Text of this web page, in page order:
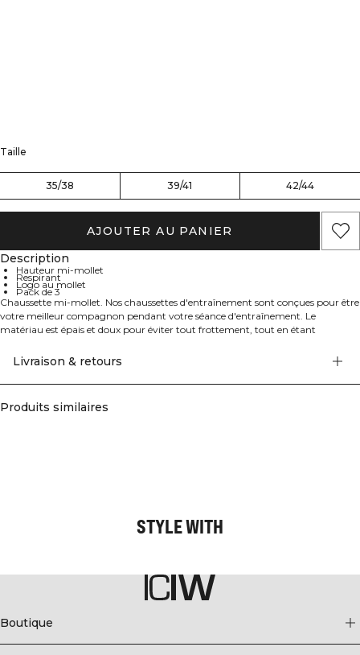
Taille
35/38 39/41 42/44
AJOUTER AU PANIER
Description
Hauteur mi-mollet
Respirant
Logo au mollet
Pack de 3
Chaussette mi-mollet. Nos chaussettes d'entraînement sont conçues pour être
votre meilleur compagnon pendant votre séance d'entraînement. Le
matériau est épais et doux pour éviter tout frottement, tout en étant
20% Polypropen 12% Polyamide 3% Elastan
Livraison & retours
Produits similaires
STYLE WITH
Boutique